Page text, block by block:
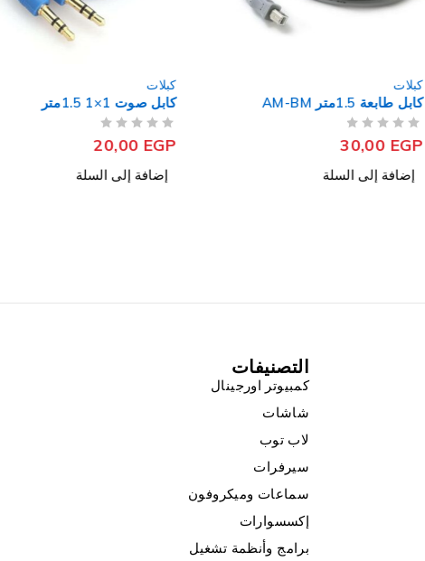
كبلات
كابل طابعة 1.5متر AM-BM
30,00 EGP
إضافة إلى السلة
كبلات
كابل صوت 1×1 1.5متر
20,00 EGP
إضافة إلى السلة
التصنيفات
كمبيوتر اورجينال
شاشات
لاب توب
سيرفرات
سماعات وميكروفون
إكسسوارات
برامج وأنظمة تشغيل